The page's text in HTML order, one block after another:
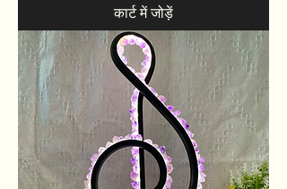
कार्ट में जोड़ें